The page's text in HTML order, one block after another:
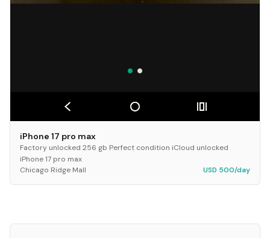
iPhone 17 pro max
Factory unlocked 256 gb Perfect condition iCloud unlocked
iPhone 17 pro max
Chicago Ridge Mall
USD 500/day